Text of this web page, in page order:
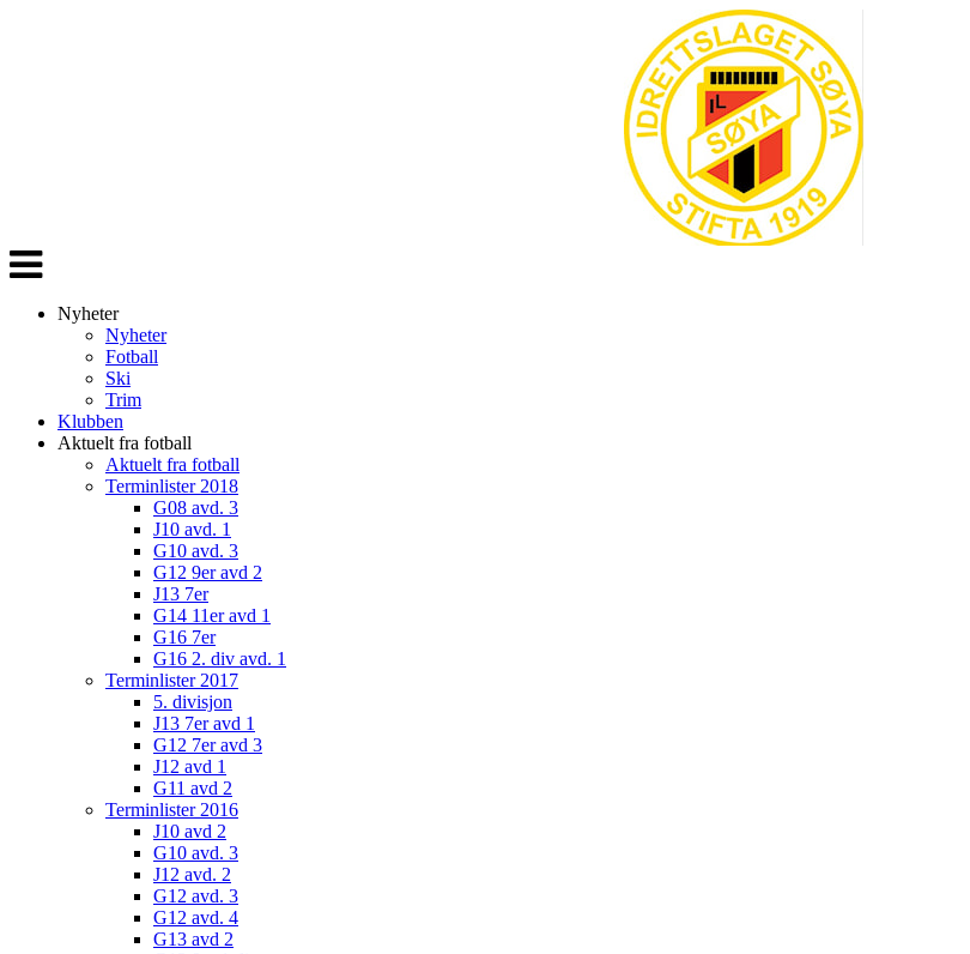
Veksle
navigasjon
Nyheter
Nyheter
Fotball
Ski
Trim
Klubben
Aktuelt fra fotball
Aktuelt fra fotball
Terminlister 2018
G08 avd. 3
J10 avd. 1
G10 avd. 3
G12 9er avd 2
J13 7er
G14 11er avd 1
G16 7er
G16 2. div avd. 1
Terminlister 2017
5. divisjon
J13 7er avd 1
G12 7er avd 3
J12 avd 1
G11 avd 2
Terminlister 2016
J10 avd 2
G10 avd. 3
J12 avd. 2
G12 avd. 3
G12 avd. 4
G13 avd 2